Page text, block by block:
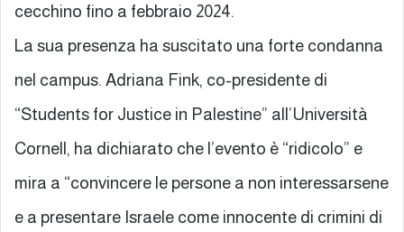
cecchino fino a febbraio 2024.
La sua presenza ha suscitato una forte condanna
nel campus. Adriana Fink, co-presidente di
“Students for Justice in Palestine” all’Università
Cornell, ha dichiarato che l’evento è “ridicolo” e
mira a “convincere le persone a non interessarsene
e a presentare Israele come innocente di crimini di